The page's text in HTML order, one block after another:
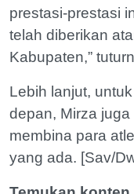
prestasi-prestasi
telah diberikan
Kabupaten,”
Lebih lanjut,
depan, Mirza
membina para
yang ada. [Sav/